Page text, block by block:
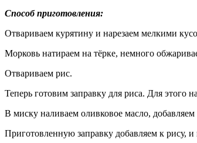
Способ приготовления:
Отвариваем курятину и нарезаем мелкими
Морковь натираем на тёрке, немного
Отвариваем рис.
Теперь готовим заправку для риса. Для этого
В миску наливаем оливковое масло,
Приготовленную заправку добавляем к рису,